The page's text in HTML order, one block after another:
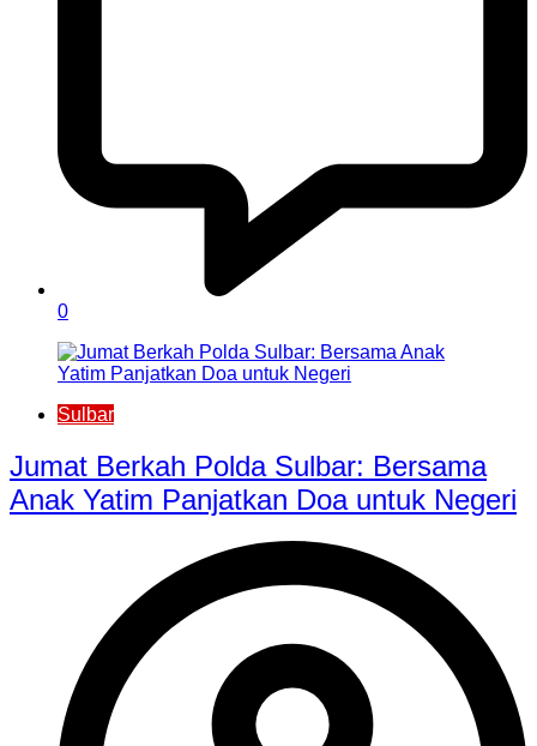
0
Sulbar
Jumat Berkah Polda Sulbar: Bersama
Anak Yatim Panjatkan Doa untuk Negeri